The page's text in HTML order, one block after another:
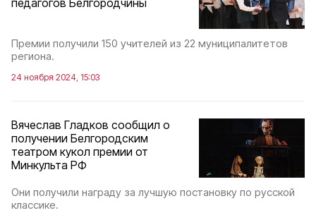
Премии получили 150 учителей из 22 муниципалитетов
региона.
24 ноября 2024, 15:03
Вячеслав Гладков сообщил о
получении Белгородским
театром кукол премии от
Минкульта РФ
Они получили награду за лучшую постановку по русской
классике.